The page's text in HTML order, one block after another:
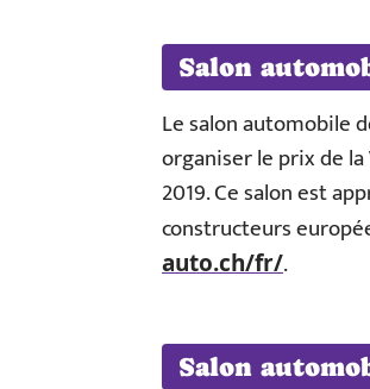
Salon
Le salon automobile
organiser le prix de
2019. Ce salon est
constructeurs
auto.ch/fr/.
Salon